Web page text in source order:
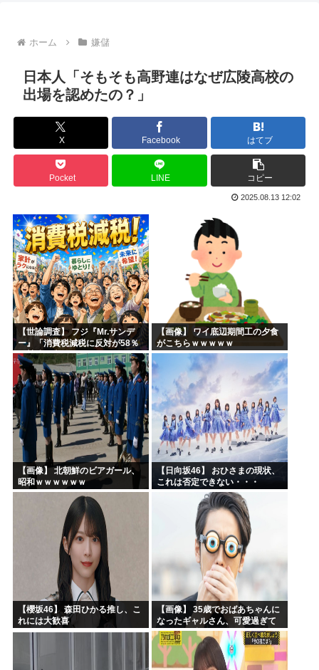
ハンターハンターのウボォーギン、再評価が進みすぎてもはや...
海外「本当にすごい！」日本が清潔な理由を体験した米大物キ...
トー横キッズ、ジャップの大人に失望「相談しても具体的に何...
性行為の同意のお勉強漫画が192.1万バズ！！！お前らも...
バニー描いたよ?
無職転生、正ヒロインがフィギュア化www
韓国人「日本人が殆ど食べない海産物がこちらです‥」→「島...
日本の牛カツ定食に世界が騒然！←「これは食べたい」（海外...
【急募】暇潰しにおすすめの日常アニメ
片山さつき、高市反逆罪で粛清へwww
イラストレーター「猫のキャラ描きました。全員分かるかな？...
【動画】高市早苗さん、広島の被爆者代表を睨みつけてしまい...
ホーム 嫌儲
日本人「そもそも高野連はなぜ広陵高校の
出場を認めたの？」
X Facebook はてブ
Pocket LINE コピー
2025.08.13 12:02
【世論調査】 フジ『Mr.サンデ
ー』「消費税減税に反対が58％
で賛成を上回る！」 → ｗｗｗｗ
ｗｗｗｗｗｗｗｗｗｗｗｗ
【画像】 ワイ底辺期間工の夕食
がこちらｗｗｗｗｗ
【画像】 北朝鮮のビアガール、
昭和ｗｗｗｗｗｗ
【日向坂46】 おひさまの現状、
これは否定できない・・・
【櫻坂46】 森田ひかる推し、こ
れには大歓喜
【画像】 35歳でおばあちゃんに
なったギャルさん、可愛過ぎて
嫉妬不可避w w w w w w w w w w
w